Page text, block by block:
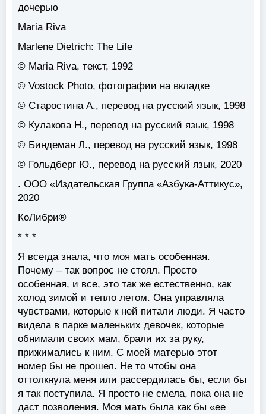
дочерью
Maria Riva
Marlene Dietrich: The Life
© Maria Riva, текст, 1992
© Vostock Photo, фотографии на вкладке
© Старостина А., перевод на русский язык, 1998
© Кулакова Н., перевод на русский язык, 1998
© Биндеман Л., перевод на русский язык, 1998
© Гольдберг Ю., перевод на русский язык, 2020
. ООО «Издательская Группа «Азбука-Аттикус»,
2020
КоЛибри®
* * *
Я всегда знала, что моя мать особенная.
Почему – так вопрос не стоял. Просто
особенная, и все, это так же естественно, как
холод зимой и тепло летом. Она управляла
чувствами, которые к ней питали люди. Я часто
видела в парке маленьких девочек, которые
обнимали своих мам, брали их за руку,
прижимались к ним. С моей матерью этот
номер бы не прошел. Не то чтобы она
оттолкнула меня или рассердилась бы, если бы
я так поступила. Я просто не смела, пока она не
даст позволения. Моя мать была как бы «ее